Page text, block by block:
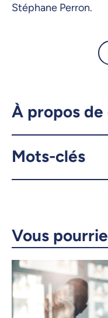
Stéphane Perron.
À propos
Mots-clés
Vous